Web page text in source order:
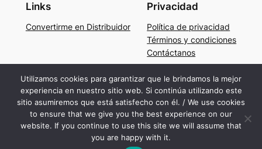
Links
Convertirme en Distribuidor
Privacidad
Política de privacidad
Términos y condiciones
Contáctanos
Social
Facebook
Instagram
TikTok
Utilizamos cookies para garantizar que le brindamos la mejor
experiencia en nuestro sitio web. Si continúa utilizando este
sitio asumiremos que está satisfecho con él. / We use cookies
to ensure that we give you the best experience on our
website. If you continue to use this site we will assume that
you are happy with it.